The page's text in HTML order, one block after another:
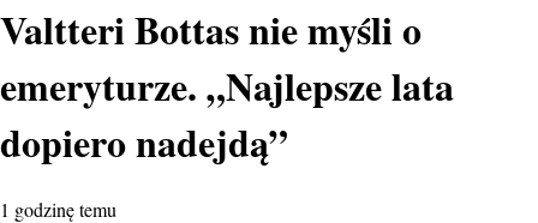
Valtteri Bottas nie myśli o
emeryturze. „Najlepsze lata
dopiero nadejdą”
1 godzinę temu